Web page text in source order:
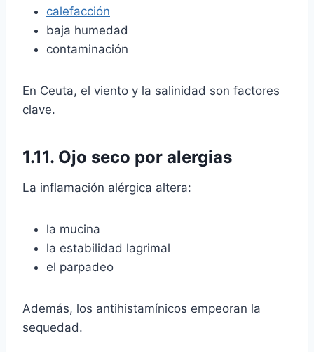
calefacción
baja humedad
contaminación
En Ceuta, el viento y la salinidad son factores
clave.
1.11. Ojo seco por alergias
La inflamación alérgica altera:
la mucina
la estabilidad lagrimal
el parpadeo
Además, los antihistamínicos empeoran la
sequedad.